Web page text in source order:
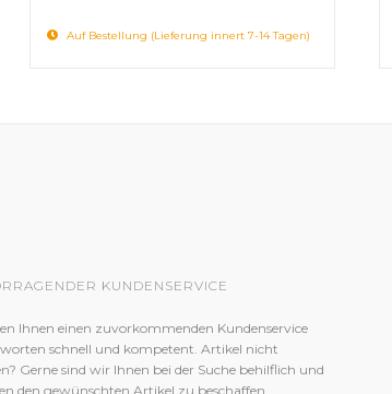
Auf Bestellung (Lieferung innert 7-14 Tagen)
KUNDENSERVICE
Ihnen einen zuvorkommenden Kundenservice
schnell und kompetent. Artikel nicht
Gerne sind wir Ihnen bei der Suche behilflich und
den gewünschten Artikel zu beschaffen.